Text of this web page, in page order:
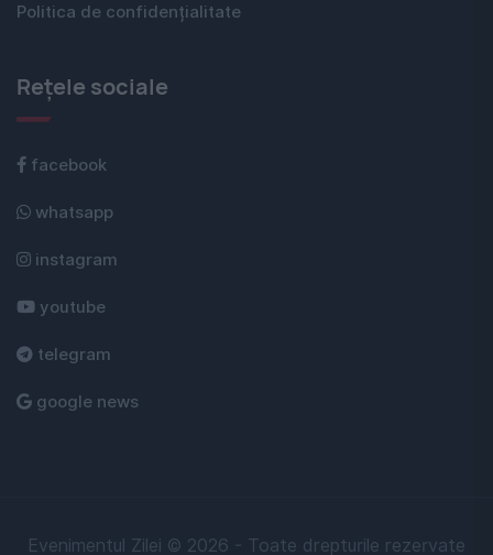
Politica de confidențialitate
Rețele sociale
facebook
whatsapp
instagram
youtube
telegram
google news
Evenimentul Zilei © 2026 - Toate drepturile rezervate